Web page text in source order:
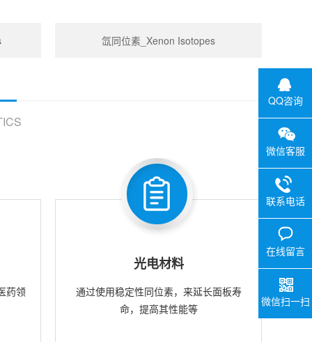
氙同位素_Xenon Isotopes
药领
光电材料
通过使用稳定性同位素，来延长面板寿
命，提高其性能等
QQ咨询
微信客服
联系电话
在线留言
微信扫一扫